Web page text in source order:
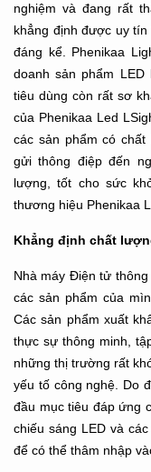
nghiệm và đang rất
khẳng định được uy tín
đáng kể. Phenikaa
doanh sản phẩm
tiêu dùng còn rất sơ
của Phenikaa Led
các sản phẩm có
gửi thông điệp đến
lượng, tốt cho sức
thương hiệu Phenikaa
Khẳng định chất
Nhà máy Điện tử
các sản phẩm của
Các sản phẩm xuất
thực sự thông minh,
những thị trường rất
yếu tố công nghệ. Do
đầu mục tiêu đáp ứng
chiếu sáng LED và
để có thể thâm nhập